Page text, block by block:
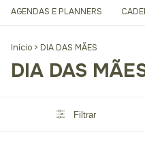
AGENDAS E PLANNERS
Início > DIA DAS MÃES
DIA DAS
Filtrar